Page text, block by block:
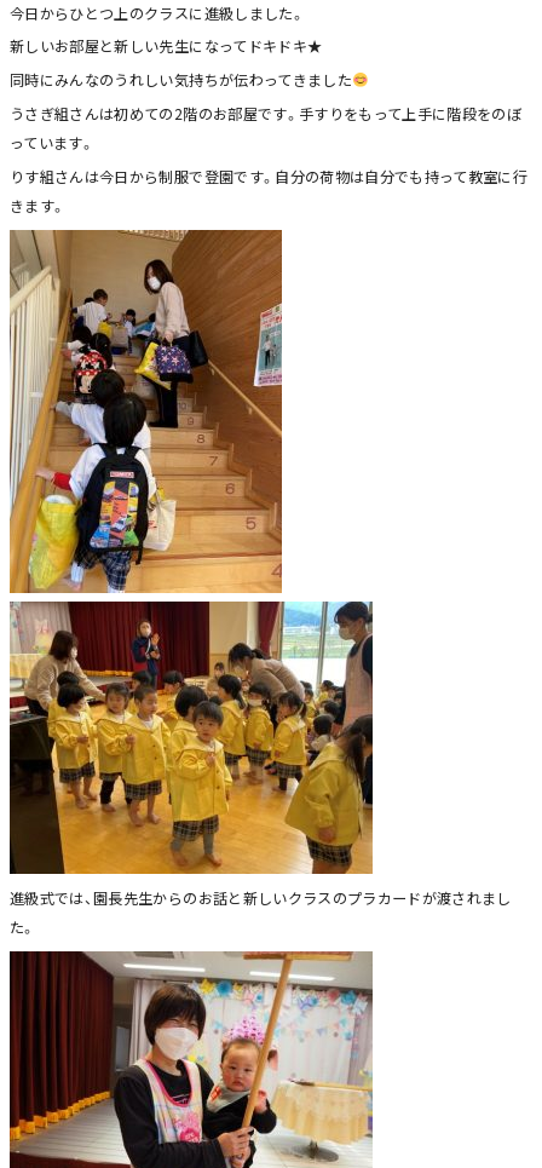
今日からひとつ上のクラスに進級しました。
新しいお部屋と新しい先生になってドキドキ★
同時にみんなのうれしい気持ちが伝わってきました
うさぎ組さんは初めての2階のお部屋です。手すりをもって上手に階段をのぼ
っています。
りす組さんは今日から制服で登園です。自分の荷物は自分でも持って教室に行
きます。
進級式では、園長先生からのお話と新しいクラスのプラカードが渡されまし
た。